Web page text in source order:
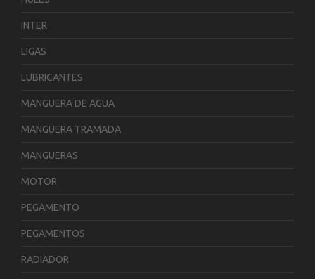
INTER
LIGAS
LUBRICANTES
MANGUERA DE AGUA
MANGUERA TRAMADA
MANGUERAS
MOTOR
PEGAMENTO
PEGAMENTOS
RADIADOR